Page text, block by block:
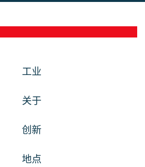
工业
关于
创新
地点